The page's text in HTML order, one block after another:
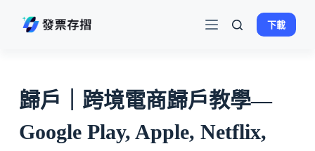
跳
內
容
下載
歸戶｜跨境電商歸戶教學—
Google Play, Apple, Netflix,